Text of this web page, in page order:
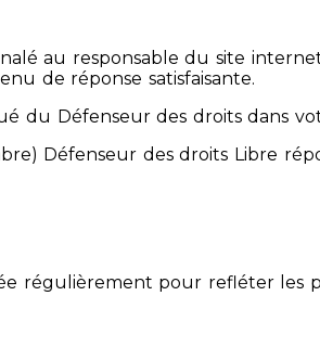
au responsable du site
de réponse satisfaisante.
du Défenseur des droits dans
Défenseur des droits Libre
régulièrement pour refléter les